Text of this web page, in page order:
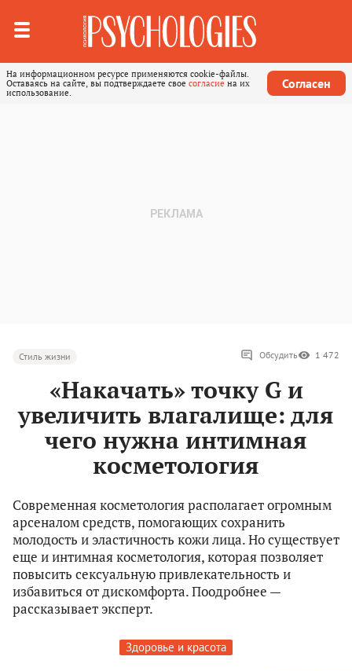
На информационном ресурсе применяются cookie-файлы.
Оставаясь на сайте, вы подтверждаете свое согласие на их
использование.
Согласен
Стиль жизни Обсудить 1 472
«Накачать» точку G и
увеличить влагалище: для
чего нужна интимная
косметология
Современная косметология располагает огромным
арсеналом средств, помогающих сохранить
молодость и эластичность кожи лица. Но существует
еще и интимная косметология, которая позволяет
повысить сексуальную привлекательность и
избавиться от дискомфорта. Поодробнее —
рассказывает эксперт.
Здоровье и красота